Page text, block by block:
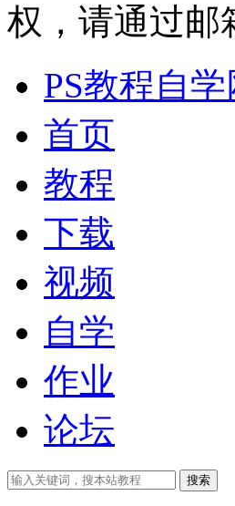
权，请通过邮
PS教程自学
首页
教程
下载
视频
自学
作业
论坛
搜索